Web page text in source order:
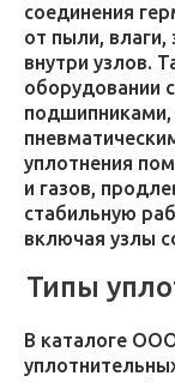
соединения
от пыли, влаги,
внутри узлов.
оборудовании
подшипниками,
уплотнения
и газов,
стабильную
включая узлы
Типы
В каталоге